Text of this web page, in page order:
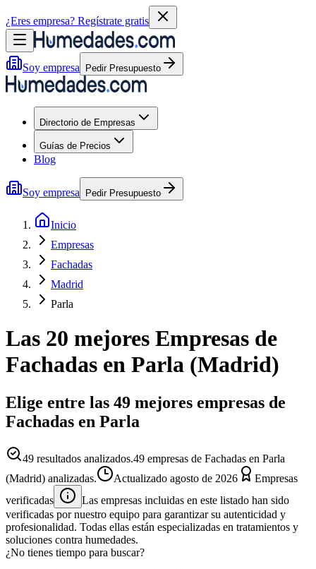
¿Eres empresa? Regístrate gratis
Soy empresa Pedir Presupuesto
Directorio de Empresas
Guías de Precios
Blog
Soy empresa Pedir Presupuesto
Inicio
Empresas
Fachadas
Madrid
Parla
Las 20 mejores Empresas de
Fachadas en Parla (Madrid)
Elige entre las 49 mejores empresas de
Fachadas en Parla
49 resultados analizados.49 empresas de Fachadas en Parla
(Madrid) analizadas.
Actualizado agosto de 2026
Empresas
verificadas
Las empresas incluidas en este listado han sido
verificadas por nuestro equipo para garantizar su autenticidad y
profesionalidad. Todas ellas están especializadas en tratamientos y
soluciones contra humedades.
¿No tienes tiempo para buscar?